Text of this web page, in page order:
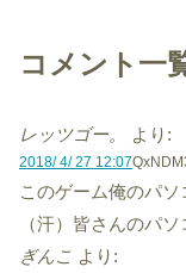
コメント一
レッツゴー。 より:
2018/ 4/ 27 12:07
このゲーム俺のパソ
（汗）皆さんのパ
ぎんこ より: